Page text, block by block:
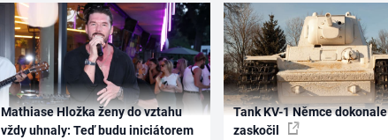
Mathiase Hložka ženy do vztahu
vždy uhnaly: Teď budu iniciátorem
Tank KV-1 Němce dokonale
zaskočil